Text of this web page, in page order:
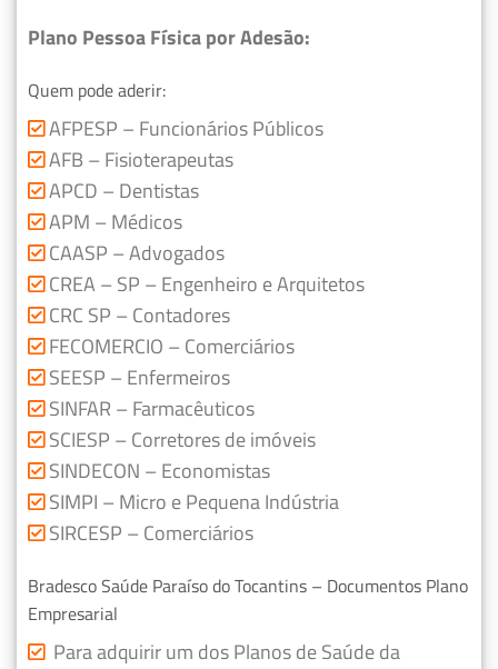
Plano Pessoa Física por Adesão:
Quem pode aderir:
AFPESP – Funcionários Públicos
AFB – Fisioterapeutas
APCD – Dentistas
APM – Médicos
CAASP – Advogados
CREA – SP – Engenheiro e Arquitetos
CRC SP – Contadores
FECOMERCIO – Comerciários
SEESP – Enfermeiros
SINFAR – Farmacêuticos
SCIESP – Corretores de imóveis
SINDECON – Economistas
SIMPI – Micro e Pequena Indústria
SIRCESP – Comerciários
Bradesco Saúde Paraíso do Tocantins – Documentos Plano
Empresarial
Para adquirir um dos Planos de Saúde da